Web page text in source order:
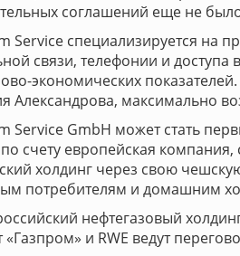
соглашений еще не
Service специализируется на
связи, телефонии и доступа
экономических
Александрова, максимально
Service GmbH может стать
счету европейская
холдинг через свою
потребителям и домашним
неф­тегазовый
и RWE ведут